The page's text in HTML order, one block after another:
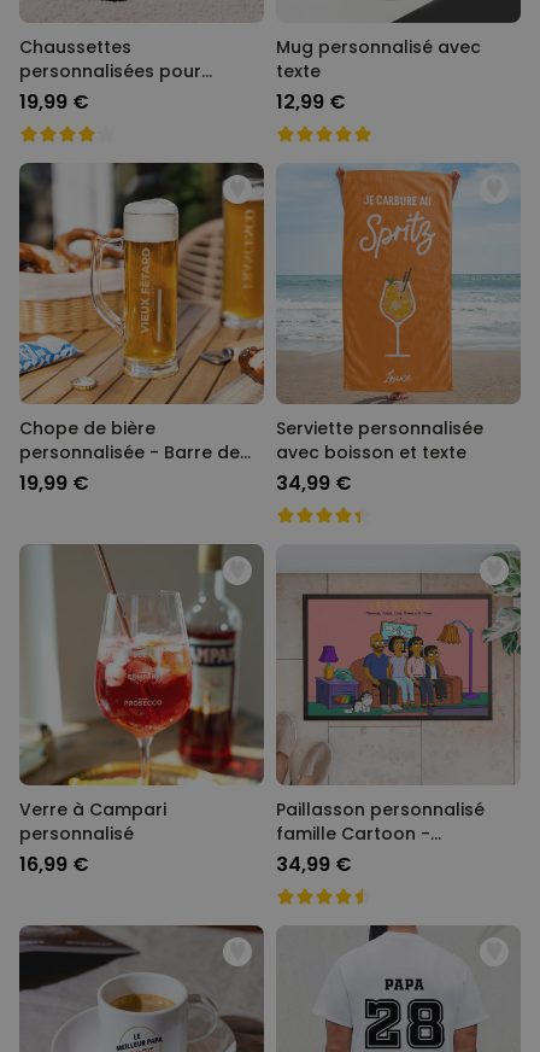
Chaussettes
personnalisées pour
maman ou papa
19,99 €
Mug personnalisé avec
texte
12,99 €
Chope de bière
personnalisée - Barre de
chargement
19,99 €
Serviette personnalisée
avec boisson et texte
34,99 €
Verre à Campari
personnalisé
16,99 €
Paillasson personnalisé
famille Cartoon -
Illustration
34,99 €